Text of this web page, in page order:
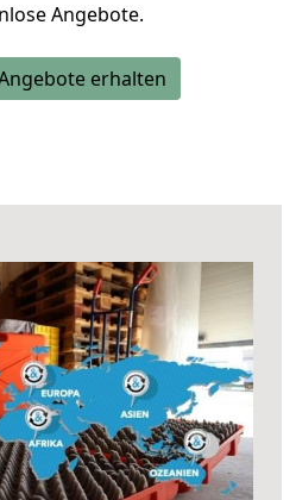
Angebote.
erhalten